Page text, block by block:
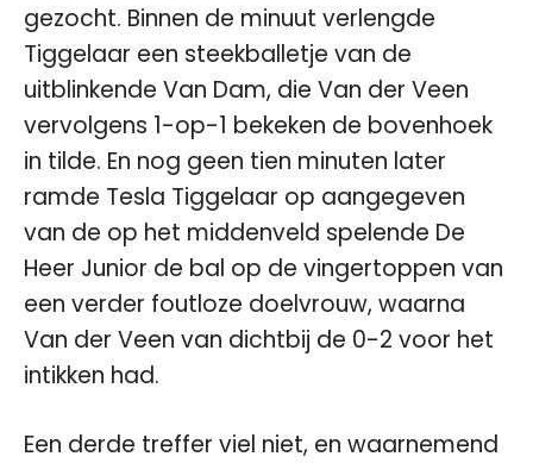
gezocht. Binnen de minuut verlengde
Tiggelaar een steekballetje van de
uitblinkende Van Dam, die Van der Veen
vervolgens 1-op-1 bekeken de bovenhoek
in tilde. En nog geen tien minuten later
ramde Tesla Tiggelaar op aangegeven
van de op het middenveld spelende De
Heer Junior de bal op de vingertoppen van
een verder foutloze doelvrouw, waarna
Van der Veen van dichtbij de 0-2 voor het
intikken had.
Een derde treffer viel niet, en waarnemend